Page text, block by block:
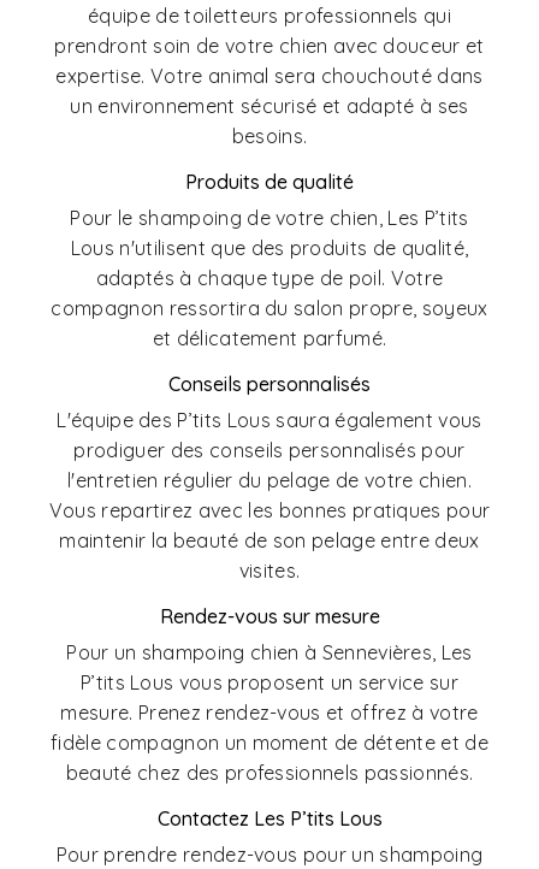
équipe de toiletteurs professionnels qui
prendront soin de votre chien avec douceur et
expertise. Votre animal sera chouchouté dans
un environnement sécurisé et adapté à ses
besoins.
Produits de qualité
Pour le shampoing de votre chien, Les P’tits
Lous n'utilisent que des produits de qualité,
adaptés à chaque type de poil. Votre
compagnon ressortira du salon propre, soyeux
et délicatement parfumé.
Conseils personnalisés
L'équipe des P’tits Lous saura également vous
prodiguer des conseils personnalisés pour
l'entretien régulier du pelage de votre chien.
Vous repartirez avec les bonnes pratiques pour
maintenir la beauté de son pelage entre deux
visites.
Rendez-vous sur mesure
Pour un shampoing chien à Sennevières, Les
P’tits Lous vous proposent un service sur
mesure. Prenez rendez-vous et offrez à votre
fidèle compagnon un moment de détente et de
beauté chez des professionnels passionnés.
Contactez Les P’tits Lous
Pour prendre rendez-vous pour un shampoing